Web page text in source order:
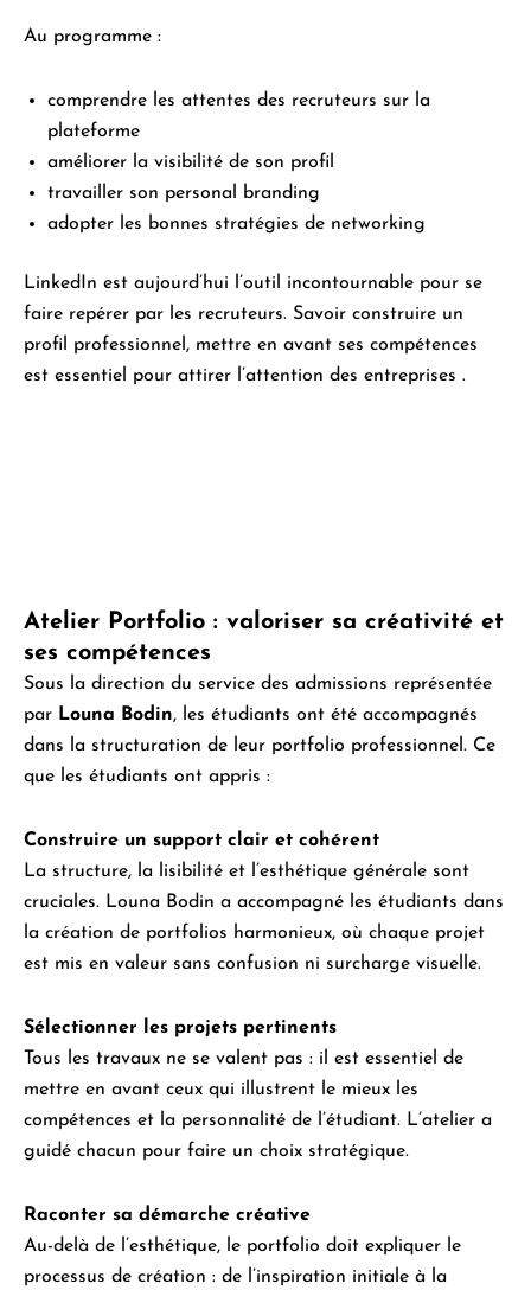
Au programme :
comprendre les attentes des recruteurs sur la
plateforme
améliorer la visibilité de son profil
travailler son personal branding
adopter les bonnes stratégies de networking
LinkedIn est aujourd’hui l’outil incontournable pour se
faire repérer par les recruteurs. Savoir construire un
profil professionnel, mettre en avant ses compétences
est essentiel pour attirer l’attention des entreprises .
Atelier Portfolio : valoriser sa créativité et
ses compétences
Sous la direction du service des admissions représentée
par Louna Bodin, les étudiants ont été accompagnés
dans la structuration de leur portfolio professionnel. Ce
que les étudiants ont appris :
Construire un support clair et cohérent
La structure, la lisibilité et l’esthétique générale sont
cruciales. Louna Bodin a accompagné les étudiants dans
la création de portfolios harmonieux, où chaque projet
est mis en valeur sans confusion ni surcharge visuelle.
Sélectionner les projets pertinents
Tous les travaux ne se valent pas : il est essentiel de
mettre en avant ceux qui illustrent le mieux les
compétences et la personnalité de l’étudiant. L’atelier a
guidé chacun pour faire un choix stratégique.
Raconter sa démarche créative
Au-delà de l’esthétique, le portfolio doit expliquer le
processus de création : de l’inspiration initiale à la